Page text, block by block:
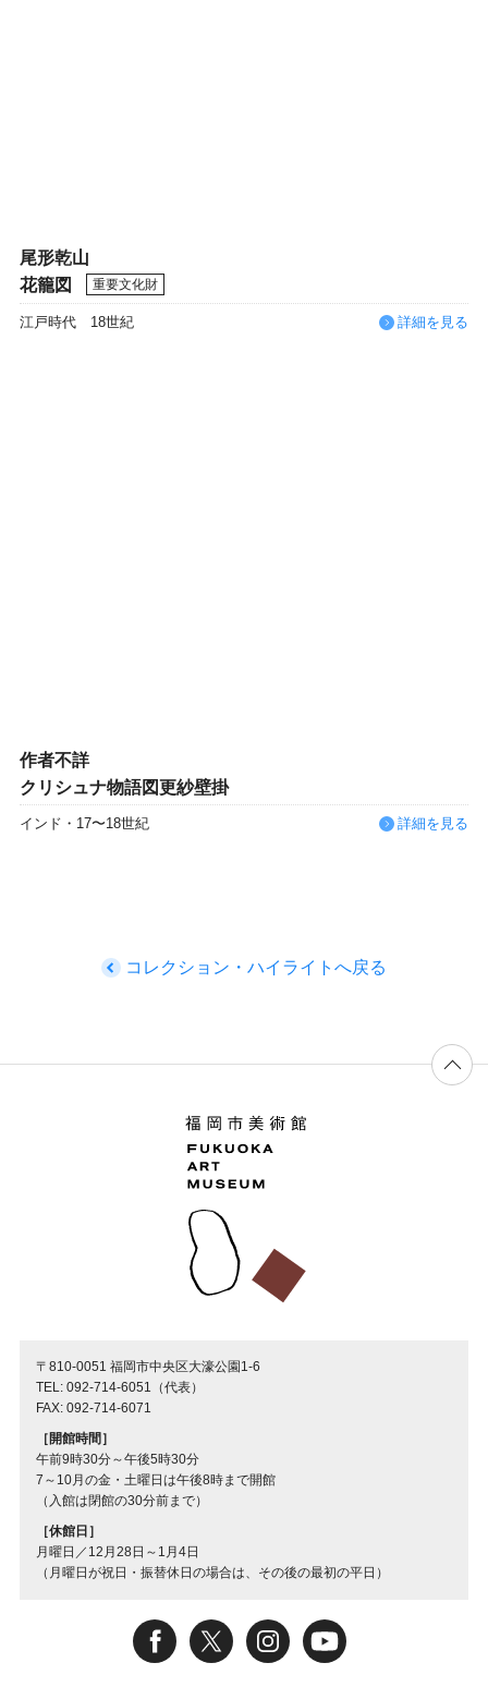
尾形乾山
花籠図
重要文化財
江戸時代 18世紀 詳細を見る
作者不詳
クリシュナ物語図更紗壁掛
インド・17〜18世紀 詳細を見る
コレクション・ハイライトへ戻る
〒810-0051 福岡市中央区大濠公園1-6
TEL: 092-714-6051（代表）
FAX: 092-714-6071
［開館時間］
午前9時30分～午後5時30分
7～10月の金・土曜日は午後8時まで開館
（入館は閉館の30分前まで）
［休館日］
月曜日／12月28日～1月4日
（月曜日が祝日・振替休日の場合は、その後の最初の平日）